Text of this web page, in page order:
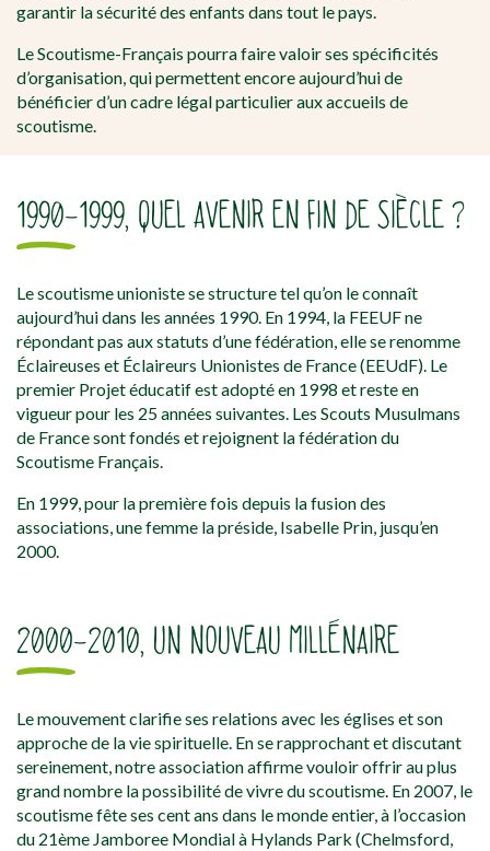
garantir la sécurité des enfants dans tout le pays.
Le Scoutisme-Français pourra faire valoir ses spécificités
d’organisation, qui permettent encore aujourd’hui de
bénéficier d’un cadre légal particulier aux accueils de
scoutisme.
1990-1999, QUEL AVENIR EN FIN DE SIÈCLE ?
Le scoutisme unioniste se structure tel qu’on le connaît
aujourd’hui dans les années 1990. En 1994, la FEEUF ne
répondant pas aux statuts d’une fédération, elle se renomme
Éclaireuses et Éclaireurs Unionistes de France (EEUdF). Le
premier Projet éducatif est adopté en 1998 et reste en
vigueur pour les 25 années suivantes. Les Scouts Musulmans
de France sont fondés et rejoignent la fédération du
Scoutisme Français.
En 1999, pour la première fois depuis la fusion des
associations, une femme la préside, Isabelle Prin, jusqu’en
2000.
2000-2010, UN NOUVEAU MILLÉNAIRE
Le mouvement clarifie ses relations avec les églises et son
approche de la vie spirituelle. En se rapprochant et discutant
sereinement, notre association affirme vouloir offrir au plus
grand nombre la possibilité de vivre du scoutisme. En 2007, le
scoutisme fête ses cent ans dans le monde entier, à l’occasion
du 21ème Jamboree Mondial à Hylands Park (Chelmsford,